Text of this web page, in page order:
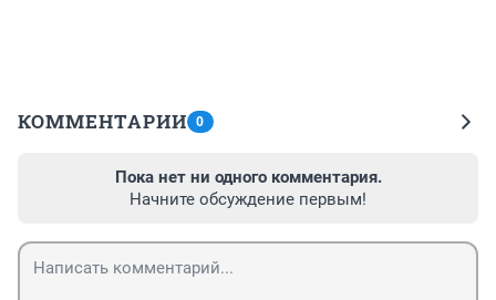
КОММЕНТАРИИ 0
Пока нет ни одного комментария.
Начните обсуждение первым!